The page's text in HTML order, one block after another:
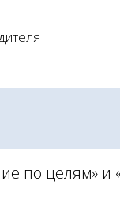
по целям» и